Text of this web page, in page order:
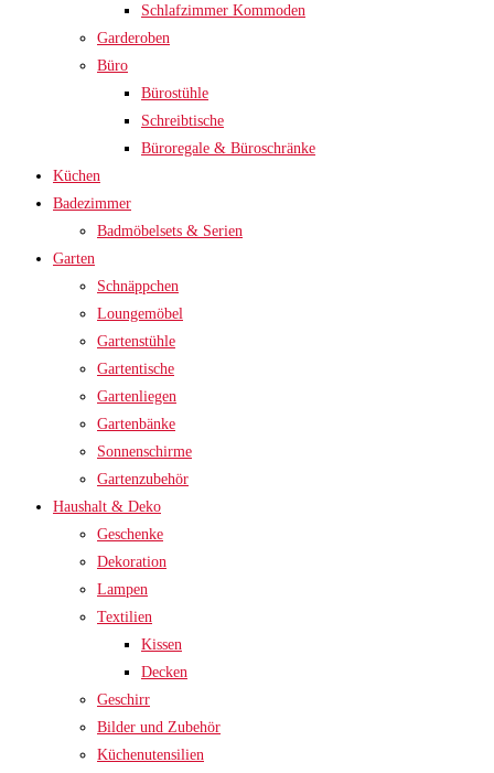
Schlafzimmer Kommoden
Garderoben
Büro
Bürostühle
Schreibtische
Büroregale & Büroschränke
Küchen
Badezimmer
Badmöbelsets & Serien
Garten
Schnäppchen
Loungemöbel
Gartenstühle
Gartentische
Gartenliegen
Gartenbänke
Sonnenschirme
Gartenzubehör
Haushalt & Deko
Geschenke
Dekoration
Lampen
Textilien
Kissen
Decken
Geschirr
Bilder und Zubehör
Küchenutensilien